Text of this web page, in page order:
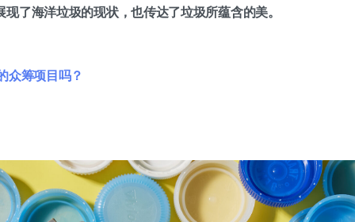
了海洋垃圾的现状，也传达了垃圾所蕴含的美。
众筹项目吗？